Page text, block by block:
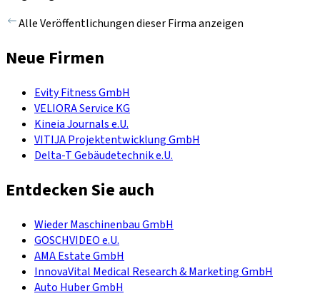
Alle Veröffentlichungen dieser Firma anzeigen
Neue Firmen
Evity Fitness GmbH
VELIORA Service KG
Kineia Journals e.U.
VITIJA Projektentwicklung GmbH
Delta-T Gebäudetechnik e.U.
Entdecken Sie auch
Wieder Maschinenbau GmbH
GOSCHVIDEO e.U.
AMA Estate GmbH
InnovaVital Medical Research & Marketing GmbH
Auto Huber GmbH